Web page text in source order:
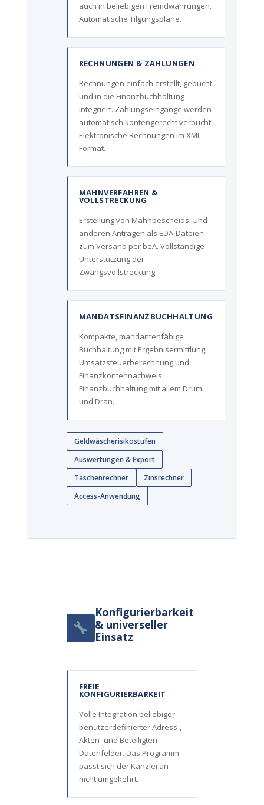
auch in beliebigen Fremdwährungen.
Automatische Tilgungspläne.
RECHNUNGEN & ZAHLUNGEN
Rechnungen einfach erstellt, gebucht
und in die Finanzbuchhaltung
integriert. Zahlungseingänge werden
automatisch kontengerecht verbucht.
Elektronische Rechnungen im XML-
Format.
MAHNVERFAHREN &
VOLLSTRECKUNG
Erstellung von Mahnbescheids- und
anderen Anträgen als EDA-Dateien
zum Versand per beA. Vollständige
Unterstützung der
Zwangsvollstreckung.
MANDATSFINANZBUCHHALTUNG
Kompakte, mandantenfähige
Buchhaltung mit Ergebnisermittlung,
Umsatzsteuerberechnung und
Finanzkontennachweis.
Finanzbuchhaltung mit allem Drum
und Dran.
Geldwäscherisikostufen
Auswertungen & Export
Taschenrechner
Zinsrechner
Access-Anwendung
Konfigurierbarkeit
& universeller
Einsatz
FREIE
KONFIGURIERBARKEIT
Volle Integration beliebiger
benutzerdefinierter Adress-,
Akten- und Beteiligten-
Datenfelder. Das Programm
passt sich der Kanzlei an –
nicht umgekehrt.